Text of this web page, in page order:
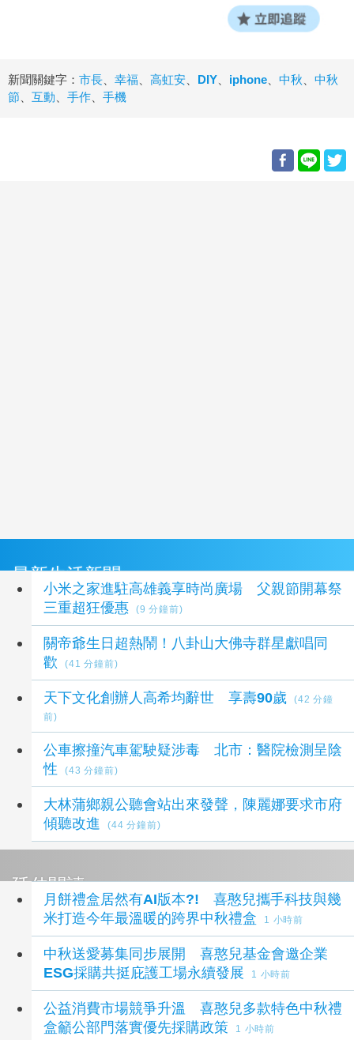
新聞關鍵字： 市長 幸福 高虹安 DIY iphone 中秋
中秋
節
互動 手作 手機
最新生活新聞
小米之家進駐高雄義享時尚廣場 父親節開幕祭
三重超狂優惠
(9 分鐘前)
關帝爺生日超熱鬧！八卦山大佛寺群星獻唱同
歡
(41 分鐘前)
天下文化創辦人高希均辭世 享壽90歲
(42 分鐘
前)
公車擦撞汽車駕駛疑涉毒 北市：醫院檢測呈陰
性
(43 分鐘前)
大林蒲鄉親公聽會站出來發聲，陳麗娜要求市府
傾聽改進
(44 分鐘前)
延伸閱讀
月餅禮盒居然有AI版本?! 喜憨兒攜手科技與幾
米打造今年最溫暖的跨界中秋禮盒
1 小時前
中秋送愛募集同步展開 喜憨兒基金會邀企業
ESG採購共挺庇護工場永續發展
1 小時前
公益消費市場競爭升溫 喜憨兒多款特色中秋禮
盒籲公部門落實優先採購政策
1 小時前